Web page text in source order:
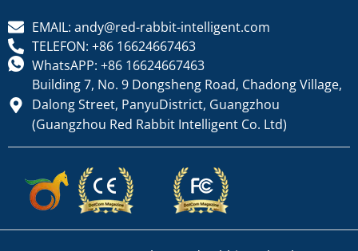
EMAIL: andy@red-rabbit-intelligent.com
TELEFON: +86 16624667463
WhatsAPP: +86 16624667463
Building 7, No. 9 Dongsheng Road, Chadong Village,
Dalong Street, PanyuDistrict, Guangzhou
(Guangzhou Red Rabbit Intelligent Co. Ltd)